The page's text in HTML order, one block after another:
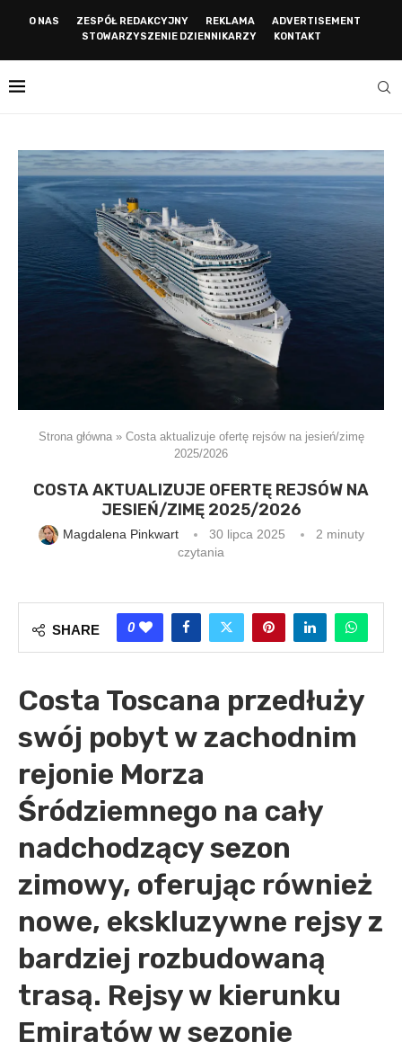
O NAS ZESPÓŁ REDAKCYJNY REKLAMA
ADVERTISEMENT
STOWARZYSZENIE DZIENNIKARZY
KONTAKT
Strona główna» Costa aktualizuje ofertę rejsów na jesień/zimę
2025/2026
COSTA AKTUALIZUJE OFERTĘ REJSÓW NA
JESIEŃ/ZIMĘ 2025/2026
Magdalena Pinkwart 30 lipca 2025
2 minuty
czytania
SHARE 0
Costa Toscana przedłuży
swój pobyt w zachodnim
rejonie Morza
Śródziemnego na cały
nadchodzący sezon
zimowy, oferując również
nowe, ekskluzywne rejsy z
bardziej rozbudowaną
trasą. Rejsy w kierunku
Emiratów w sezonie